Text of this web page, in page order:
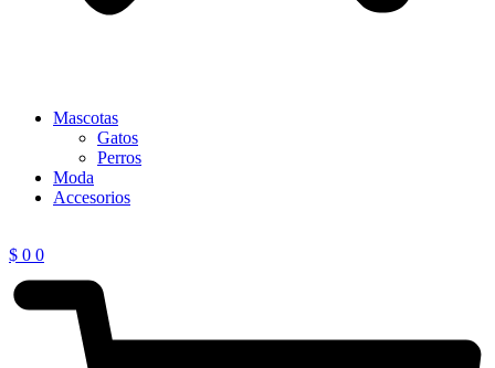
Mascotas
Gatos
Perros
Moda
Accesorios
$ 0 0